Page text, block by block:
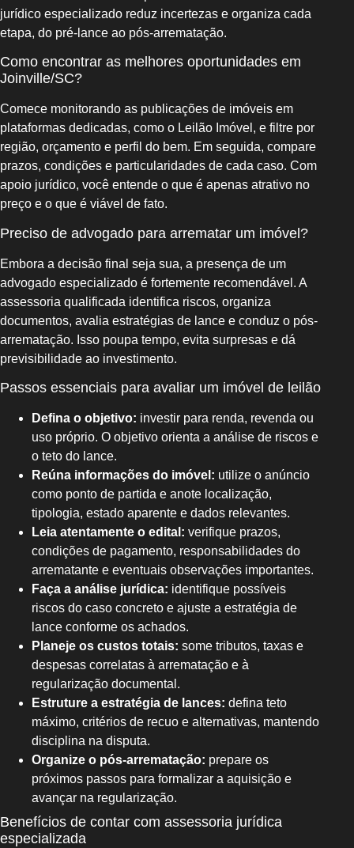
jurídico especializado reduz incertezas e organiza cada
etapa, do pré-lance ao pós-arrematação.
Como encontrar as melhores oportunidades em
Joinville/SC?
Comece monitorando as publicações de imóveis em
plataformas dedicadas, como o Leilão Imóvel, e filtre por
região, orçamento e perfil do bem. Em seguida, compare
prazos, condições e particularidades de cada caso. Com
apoio jurídico, você entende o que é apenas atrativo no
preço e o que é viável de fato.
Preciso de advogado para arrematar um imóvel?
Embora a decisão final seja sua, a presença de um
advogado especializado é fortemente recomendável. A
assessoria qualificada identifica riscos, organiza
documentos, avalia estratégias de lance e conduz o pós-
arrematação. Isso poupa tempo, evita surpresas e dá
previsibilidade ao investimento.
Passos essenciais para avaliar um imóvel de leilão
Defina o objetivo: investir para renda, revenda ou
uso próprio. O objetivo orienta a análise de riscos e
o teto do lance.
Reúna informações do imóvel: utilize o anúncio
como ponto de partida e anote localização,
tipologia, estado aparente e dados relevantes.
Leia atentamente o edital: verifique prazos,
condições de pagamento, responsabilidades do
arrematante e eventuais observações importantes.
Faça a análise jurídica: identifique possíveis
riscos do caso concreto e ajuste a estratégia de
lance conforme os achados.
Planeje os custos totais: some tributos, taxas e
despesas correlatas à arrematação e à
regularização documental.
Estruture a estratégia de lances: defina teto
máximo, critérios de recuo e alternativas, mantendo
disciplina na disputa.
Organize o pós-arrematação: prepare os
próximos passos para formalizar a aquisição e
avançar na regularização.
Benefícios de contar com assessoria jurídica
especializada